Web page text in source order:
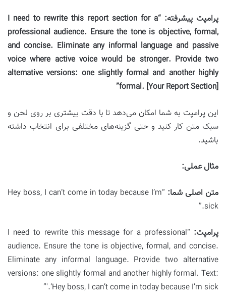
پرامپت پیشرفته: “I need to rewrite this report section for a
professional audience. Ensure the tone is objective, formal,
and concise. Eliminate any informal language and passive
voice where active voice would be stronger. Provide two
alternative versions: one slightly formal and another highly
formal. [Your Report Section]”
این پرامپت به شما امکان می‌دهد تا با دقت بیشتری بر روی لحن و
سبک متن کار کنید و حتی گزینه‌های مختلفی برای انتخاب داشته
باشید.
مثال عملی:
متن اصلی شما: “Hey boss, I can’t come in today because I’m
sick.”
پرامپت: “I need to rewrite this message for a professional
audience. Ensure the tone is objective, formal, and concise.
Eliminate any informal language. Provide two alternative
versions: one slightly formal and another highly formal. Text:
‘Hey boss, I can’t come in today because I’m sick.'”